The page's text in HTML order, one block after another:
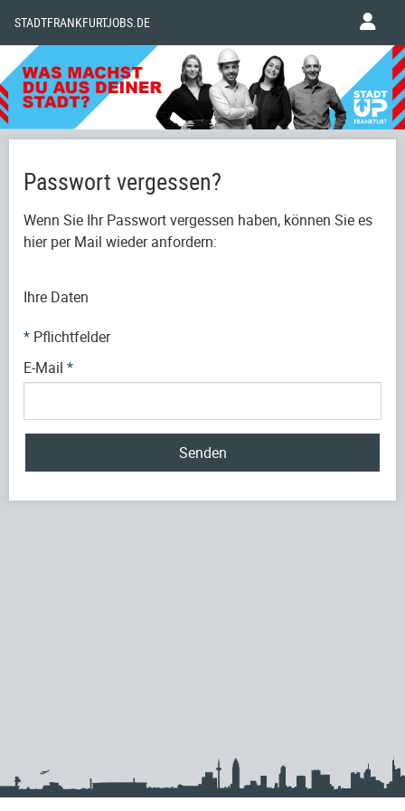
STADTFRANKFURTJOBS.DE
Passwort vergessen?
Wenn Sie Ihr Passwort vergessen haben, können Sie es
hier per Mail wieder anfordern:
Ihre Daten
* Pflichtfelder
E-Mail *
Senden